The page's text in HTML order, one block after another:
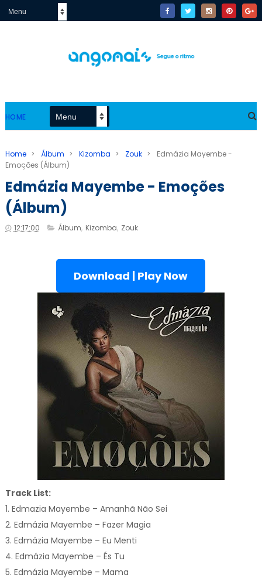
HOME
Home > Álbum > Kizomba > Zouk >
Edmázia Mayembe -
Emoções (Álbum)
Edmázia Mayembe - Emoções
(Álbum)
12:17:00 Álbum, Kizomba, Zouk
Download | Play Now
Track List:
1. Edmazia Mayembe – Amanhã Não Sei
2. Edmázia Mayembe – Fazer Magia
3. Edmázia Mayembe – Eu Menti
4. Edmázia Mayembe – És Tu
5. Edmázia Mayembe – Mama